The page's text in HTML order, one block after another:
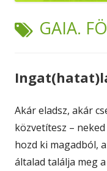
TAG:
GAIA.
Akár eladsz, akár
közvetítesz –
hozd ki magadból,
általad találja meg